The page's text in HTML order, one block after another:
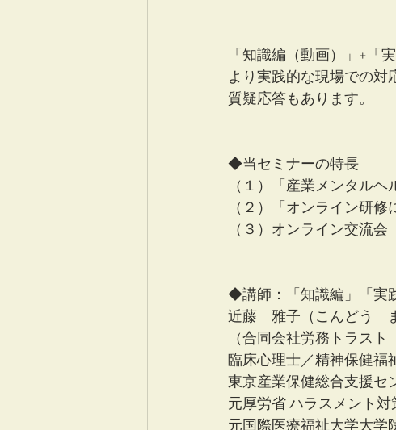
「知識編（動画）」+「
より実践的な現場での対
質疑応答もあります。
◆当セミナーの特長
（１）「産業メンタル
（２）「オンライン研
（３）オンライン交流
◆講師：「知識編」「実
近藤　雅子（こんどう　
（合同会社労務トラスト
臨床心理士／精神保健福
東京産業保健総合支援セ
元厚労省 ハラスメント
元国際医療福祉大学大学